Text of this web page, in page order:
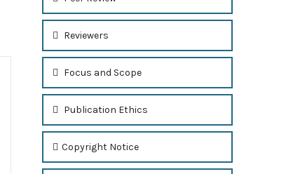
Reviewers
Focus and Scope
Publication Ethics
Copyright Notice